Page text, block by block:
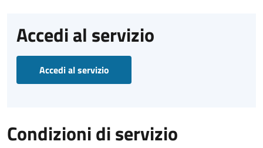
Accedi al servizio
Accedi al servizio
Condizioni di servizio